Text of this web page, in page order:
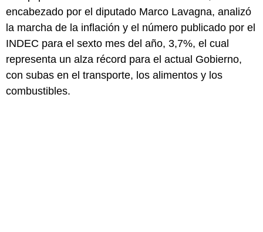
encabezado por el diputado Marco Lavagna, analizó
la marcha de la inflación y el número publicado por el
INDEC para el sexto mes del año, 3,7%, el cual
representa un alza récord para el actual Gobierno,
con subas en el transporte, los alimentos y los
combustibles.